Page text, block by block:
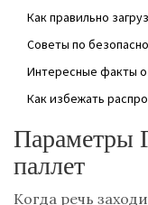
Как правильно
Советы по
Интересные факты о
Как избежать
Параметры
паллет
Когда речь